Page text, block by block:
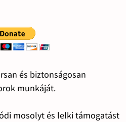
és biztonságosan
munkáját.
mosolyt és lelki támogatást